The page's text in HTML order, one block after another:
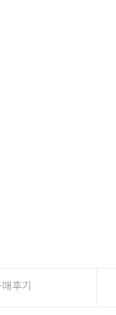
후기